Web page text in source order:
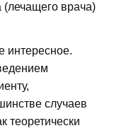
(лечащего врача)
интересное.
случаев
теоретически